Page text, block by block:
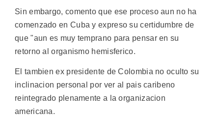
Sin embargo, comento que ese proceso aun no ha
comenzado en Cuba y expreso su certidumbre de
que "aun es muy temprano para pensar en su
retorno al organismo hemisferico.
El tambien ex presidente de Colombia no oculto su
inclinacion personal por ver al pais caribeno
reintegrado plenamente a la organizacion
americana.